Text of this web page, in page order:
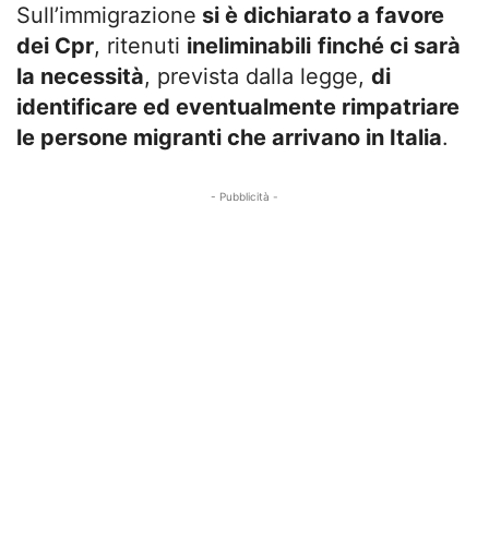
Sull’immigrazione si è dichiarato a favore
dei Cpr, ritenuti ineliminabili finché ci sarà
la necessità, prevista dalla legge, di
identificare ed eventualmente rimpatriare
le persone migranti che arrivano in Italia.
- Pubblicità -